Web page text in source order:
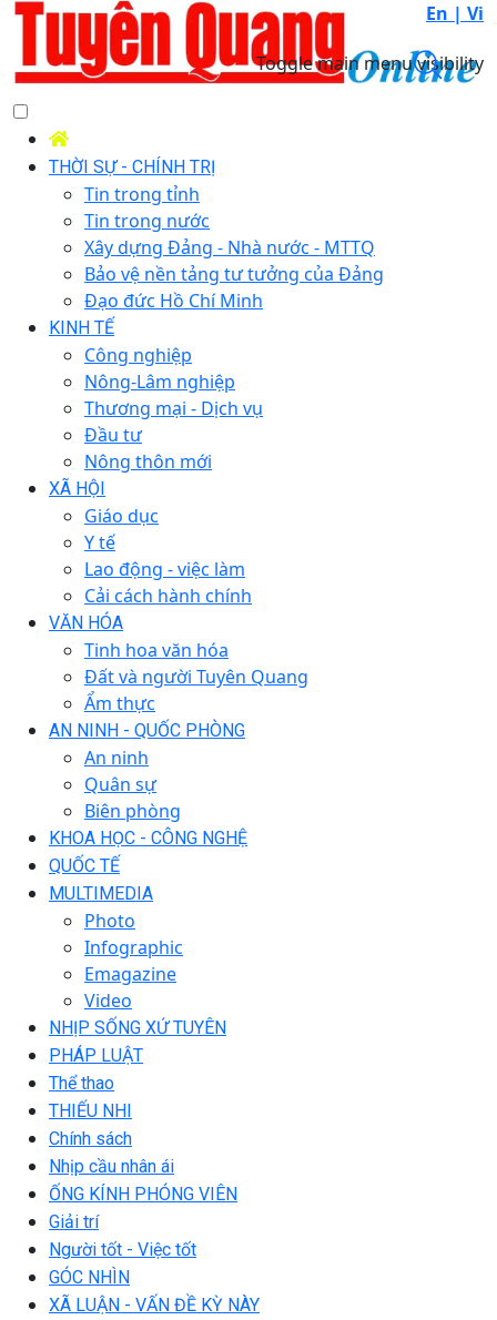
En | Vi
Toggle main menu visibility
THỜI SỰ - CHÍNH TRỊ
Tin trong tỉnh
Tin trong nước
Xây dựng Đảng - Nhà nước - MTTQ
Bảo vệ nền tảng tư tưởng của Đảng
Đạo đức Hồ Chí Minh
KINH TẾ
Công nghiệp
Nông-Lâm nghiệp
Thương mại - Dịch vụ
Đầu tư
Nông thôn mới
XÃ HỘI
Giáo dục
Y tế
Lao động - việc làm
Cải cách hành chính
VĂN HÓA
Tinh hoa văn hóa
Đất và người Tuyên Quang
Ẩm thực
AN NINH - QUỐC PHÒNG
An ninh
Quân sự
Biên phòng
KHOA HỌC - CÔNG NGHỆ
QUỐC TẾ
MULTIMEDIA
Photo
Infographic
Emagazine
Video
NHỊP SỐNG XỨ TUYÊN
PHÁP LUẬT
Thể thao
THIẾU NHI
Chính sách
Nhịp cầu nhân ái
ỐNG KÍNH PHÓNG VIÊN
Giải trí
Người tốt - Việc tốt
GÓC NHÌN
XÃ LUẬN - VẤN ĐỀ KỲ NÀY